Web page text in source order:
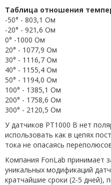
Таблица отношения
-50° - 803,1 Ом
-20° - 921,6 Ом
0° -1000 Ом
20° - 1077,9 Ом
30° - 1116,7 Ом
40° - 1155,4 Ом
50° - 1194,0 Ом
100° - 1385,1 Ом
200° - 1758,6 Ом
300° - 2120,5 Ом
У датчиков PT1000 B нет
использовать как в цепях
тока не опасаясь
Компания FonLab принимает
уникальных модификаций
кратчайшие сроки (2-5 дней),